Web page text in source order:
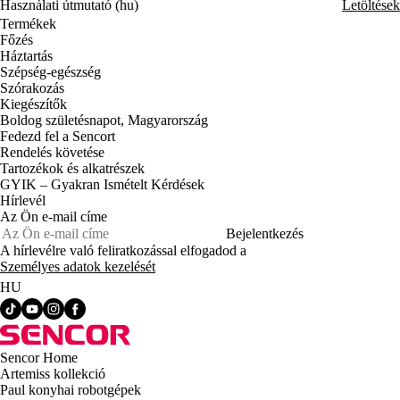
Használati útmutató (hu)
Letöltések
Termékek
Főzés
Háztartás
Szépség-egészség
Szórakozás
Kiegészítők
Boldog születésnapot, Magyarország
Fedezd fel a Sencort
Rendelés követése
Tartozékok és alkatrészek
GYIK – Gyakran Ismételt Kérdések
Hírlevél
Az Ön e-mail címe
Bejelentkezés
A hírlevélre való feliratkozással elfogadod a
Személyes adatok kezelését
HU
Sencor Home
Artemiss kollekció
Paul konyhai robotgépek